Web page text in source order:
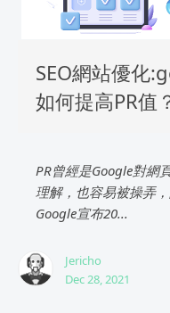
SEO網站優化
如何提高PR值
PR曾經是Google對網
理解，也容易被操弄
Google宣布20...
Jericho
Dec 28, 2021